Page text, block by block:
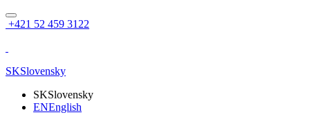
+421 52 459 3122
SKSlovensky
SKSlovensky
ENEnglish